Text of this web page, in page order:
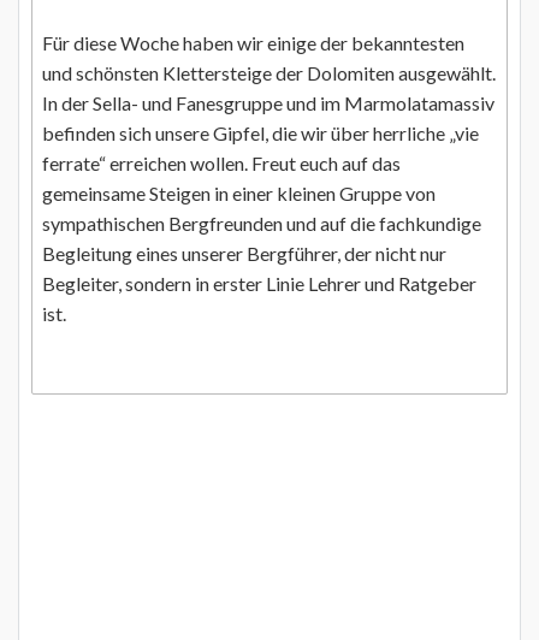
Für diese Woche haben wir einige der bekanntesten
und schönsten Klettersteige der Dolomiten ausgewählt.
In der Sella- und Fanesgruppe und im Marmolatamassiv
befinden sich unsere Gipfel, die wir über herrliche „vie
ferrate“ erreichen wollen. Freut euch auf das
gemeinsame Steigen in einer kleinen Gruppe von
sympathischen Bergfreunden und auf die fachkundige
Begleitung eines unserer Bergführer, der nicht nur
Begleiter, sondern in erster Linie Lehrer und Ratgeber
ist.